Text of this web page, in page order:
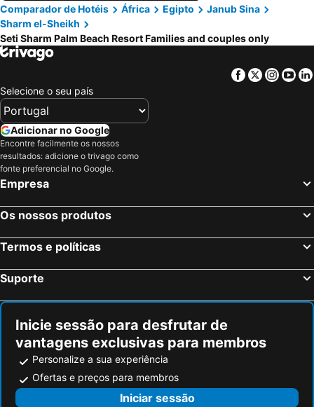
Comparador de Hotéis
África Egipto
Janub Sina
Sharm el-Sheikh
Seti Sharm Palm Beach Resort Families and couples only
Facebook
Twitter
Selecione o seu país
Adicionar no Google
Encontre facilmente os nossos
resultados: adicione o trivago como
fonte preferencial no Google.
Empresa
Os nossos produtos
Termos e políticas
Suporte
Inicie sessão para desfrutar de
vantagens exclusivas para membros
Personalize a sua experiência
Ofertas e preços para membros
Iniciar sessão